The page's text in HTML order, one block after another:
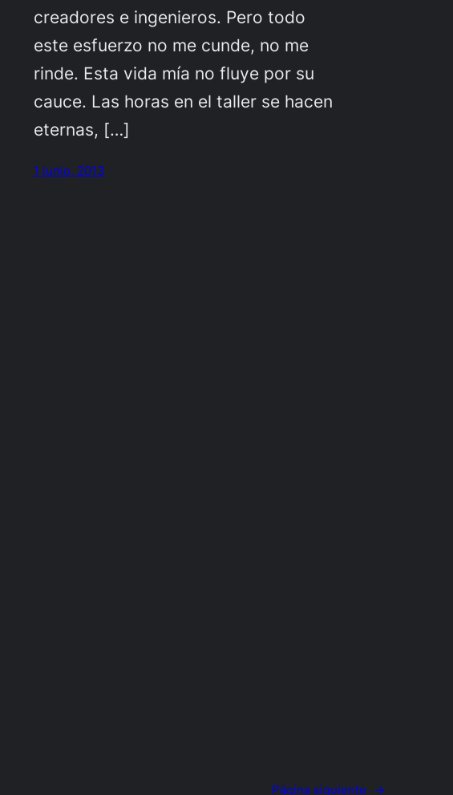
creadores e ingenieros. Pero todo
este esfuerzo no me cunde, no me
rinde. Esta vida mía no fluye por su
cauce. Las horas en el taller se hacen
eternas, […]
1 junio, 2013
Página siguiente →